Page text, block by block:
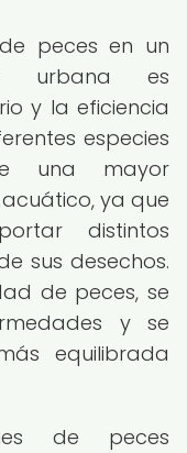
peces en un
urbana es
y la eficiencia
especies
una mayor
ya que
distintos
sus desechos.
de peces, se
y se
equilibrada
de peces